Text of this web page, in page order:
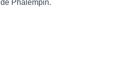
Phalempin.